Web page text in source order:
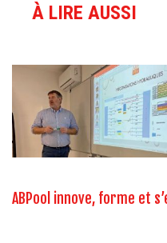
À LIRE AUSSI
ABPool innove, forme et